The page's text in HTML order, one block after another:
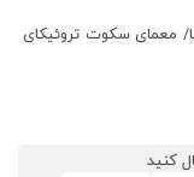
معمای سکوت تروئیکای
کنید